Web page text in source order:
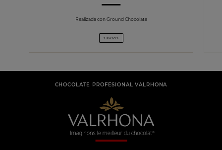
Realizada con Ground Chocolate
2 PASOS
CHOCOLATE PROFESIONAL VALRHONA